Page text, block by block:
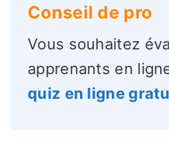
Conseil de pro
Vous souhaitez
apprenants en
quiz en ligne